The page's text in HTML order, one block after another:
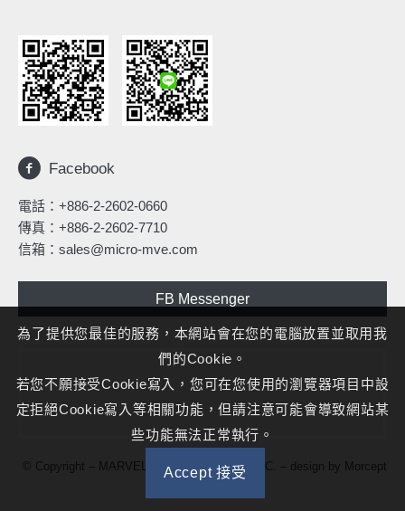
Facebook
電話： +886-2-2602-0660
傳真：+886-2-2602-7710
信箱： sales@micro-mve.com
FB Messenger
© Copyright – MARVELOUS MICROWAVE INC. – design by Morcept
為了提供您最佳的服務，本網站會在您的電腦放置並取用我
們的Cookie。
若您不願接受Cookie寫入，您可在您使用的瀏覽器項目中設
定拒絕Cookie寫入等相關功能，但請注意可能會導致網站某
些功能無法正常執行。
Accept 接受